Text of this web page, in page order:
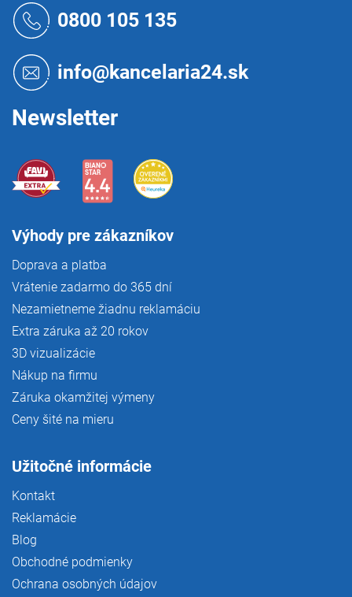
0800 105 135
info@kancelaria24.sk
Newsletter
Výhody pre zákazníkov
Doprava a platba
Vrátenie zadarmo do 365 dní
Nezamietneme žiadnu reklamáciu
Extra záruka až 20 rokov
3D vizualizácie
Nákup na firmu
Záruka okamžitej výmeny
Ceny šité na mieru
Užitočné informácie
Kontakt
Reklamácie
Blog
Obchodné podmienky
Ochrana osobných údajov